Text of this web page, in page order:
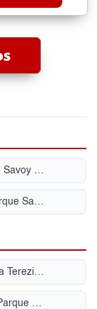
Sobrado com quintal para Venda | Parque Savoy City
Casa Térrea com quintal para Venda | Parque Savoy City
Condomínio Cristal Parque II Jardim Santa Terezinha (ZL)
Condomínio Residencial Novo Horizonte Parque Savoy City